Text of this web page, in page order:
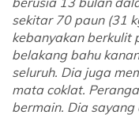
sekitar 70 paun (31
kebanyakan berkulit
belakang bahu
seluruh. Dia juga
mata coklat.
bermain. Dia